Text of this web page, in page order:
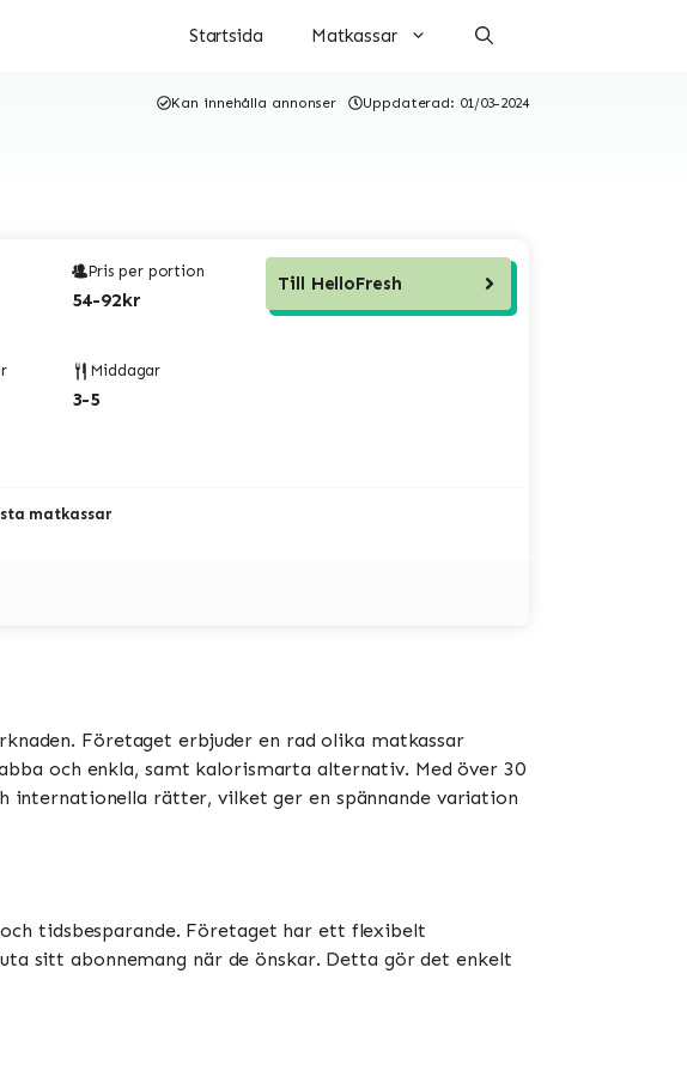
Startsida Matkassar
Kan innehålla annonser Uppdaterad: 01/03-2024
Pris per portion
54-92kr
Middagar
3-5
Till HelloFresh
matkassar
Företaget erbjuder en rad olika matkassar
och enkla, samt kalorismarta alternativ. Med över 30
internationella rätter, vilket ger en spännande variation
tidsbesparande. Företaget har ett flexibelt
sitt abonnemang när de önskar. Detta gör det enkelt